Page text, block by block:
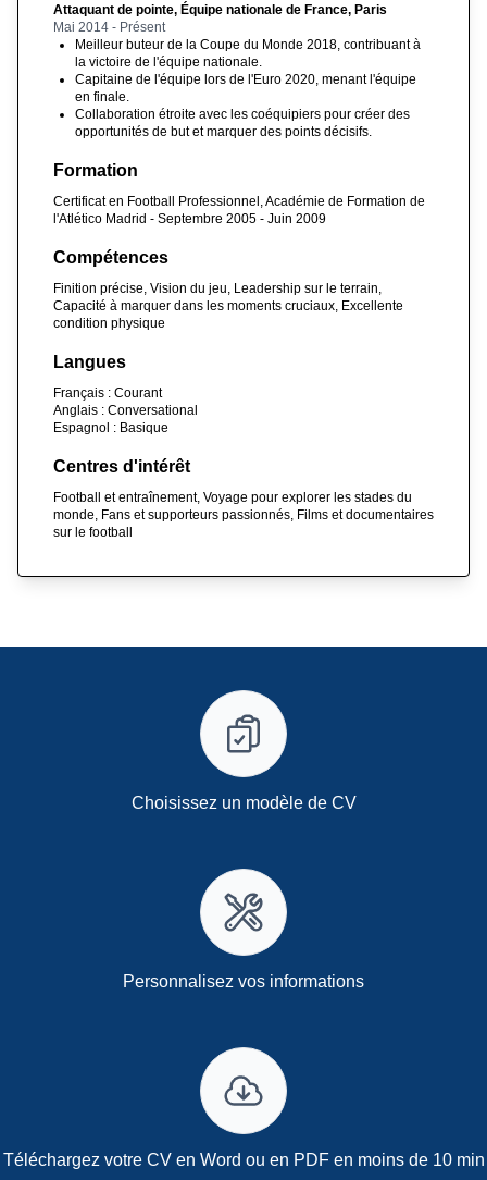
Attaquant de pointe, Équipe nationale de France, Paris
Mai 2014 - Présent
Meilleur buteur de la Coupe du Monde 2018, contribuant à
la victoire de l'équipe nationale.
Capitaine de l'équipe lors de l'Euro 2020, menant l'équipe
en finale.
Collaboration étroite avec les coéquipiers pour créer des
opportunités de but et marquer des points décisifs.
Formation
Certificat en Football Professionnel, Académie de Formation de
l'Atlético Madrid - Septembre 2005 - Juin 2009
Compétences
Finition précise, Vision du jeu, Leadership sur le terrain,
Capacité à marquer dans les moments cruciaux, Excellente
condition physique
Langues
Français : Courant
Anglais : Conversational
Espagnol : Basique
Centres d'intérêt
Football et entraînement, Voyage pour explorer les stades du
monde, Fans et supporteurs passionnés, Films et documentaires
sur le football
Choisissez un modèle de CV
Personnalisez vos informations
Téléchargez votre CV en Word ou en PDF en moins de 10 min